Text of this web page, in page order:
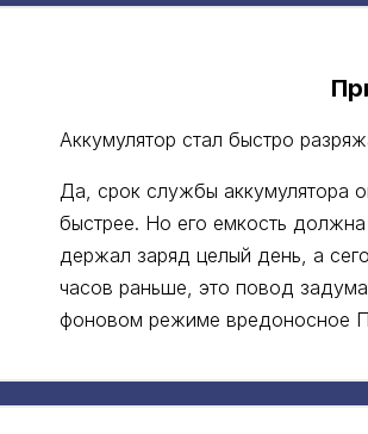
Аккумулятор стал быстро
Да, срок службы аккумулятора
быстрее. Но его емкость
держал заряд целый день, а
часов раньше, это повод
фоновом режиме вредоносное